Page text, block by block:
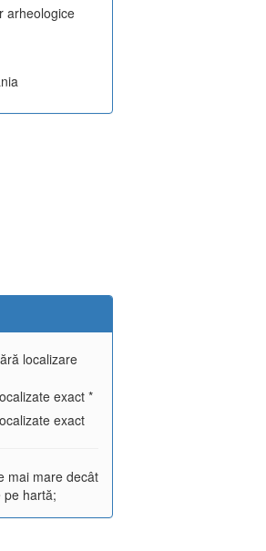
arheologice
localizare
exact *
exact
mai mare decât
pe hartă;